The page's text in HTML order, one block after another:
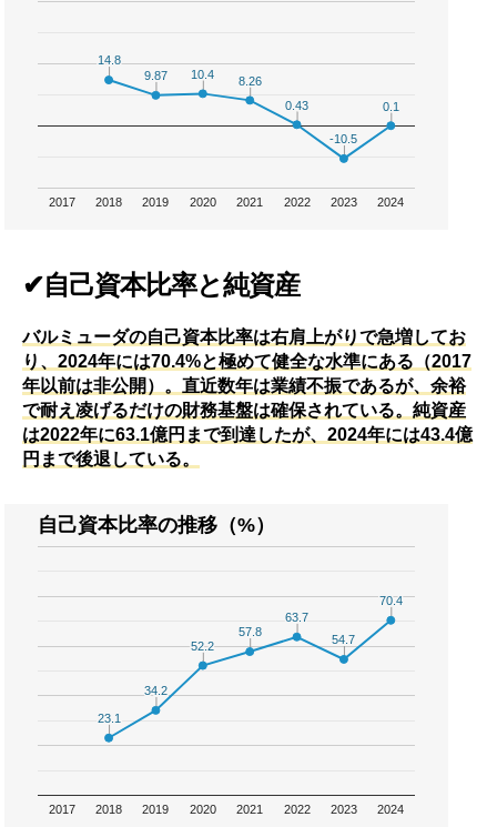
2017 2018 2019 2020 2021 2022 2023 2024
14.8
14.8
9.87
9.87 10.4
10.4 8.26
8.26
0.43
0.43
-10.5
-10.5
0.1
0.1
✔自己資本比率と純資産
バルミューダの自己資本比率は右肩上がりで急増してお
り、2024年には70.4%と極めて健全な水準にある（2017
年以前は非公開）。直近数年は業績不振であるが、余裕
で耐え凌げるだけの財務基盤は確保されている。純資産
は2022年に63.1億円まで到達したが、2024年には43.4億
円まで後退している。
自己資本比率の推移（%）
2017 2018 2019 2020 2021 2022 2023 2024
23.1
23.1
34.2
34.2
52.2
52.2
57.8
57.8
63.7
63.7
54.7
54.7
70.4
70.4